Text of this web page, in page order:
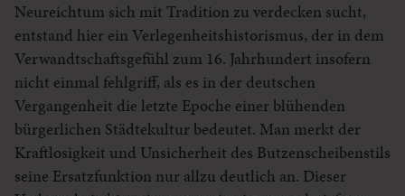
Neureichtum sich mit Tradition zu verdecken sucht,
entstand hier ein Verlegenheitshistorismus, der in dem
Verwandtschaftsgefühl zum 16. Jahrhundert insofern
nicht einmal fehlgriff, als es in der deutschen
Vergangenheit die letzte Epoche einer blühenden
bürgerlichen Städtekultur bedeutet. Man merkt der
Kraftlosigkeit und Unsicherheit des Butzenscheibenstils
seine Ersatzfunktion nur allzu deutlich an. Dieser